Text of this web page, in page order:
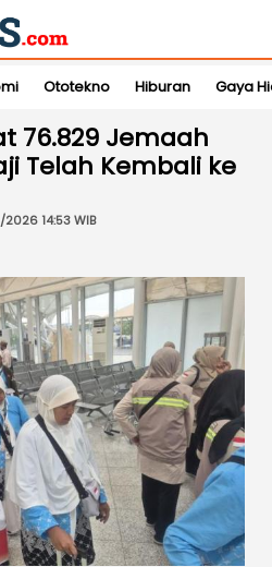
Ototekno Hiburan Gaya
76.829 Jemaah
Telah Kembali ke
2026 14:53 WIB